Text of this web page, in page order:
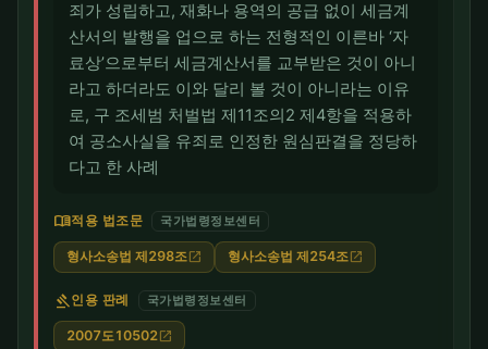
죄가 성립하고, 재화나 용역의 공급 없이 세금계
산서의 발행을 업으로 하는 전형적인 이른바 ‘자
료상’으로부터 세금계산서를 교부받은 것이 아니
라고 하더라도 이와 달리 볼 것이 아니라는 이유
로, 구 조세범 처벌법 제11조의2 제4항을 적용하
여 공소사실을 유죄로 인정한 원심판결을 정당하
다고 한 사례
menu_book적용 법조문 국가법령정보센터
형사소송법 제298조 open_in_new 형사소송법 제254조 open_in_new
gavel인용 판례 국가법령정보센터
2007도10502 open_in_new